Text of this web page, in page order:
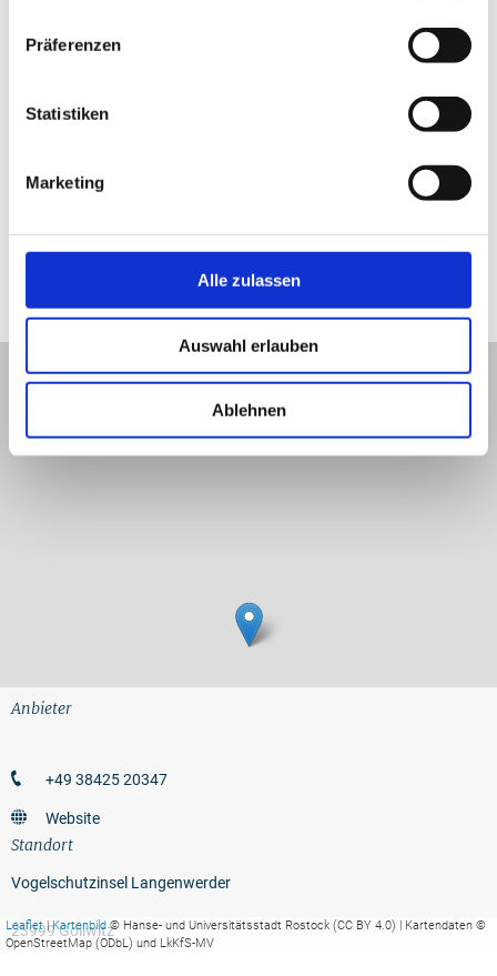
Präferenzen
Statistiken
Marketing
Alle zulassen
Auswahl erlauben
Ablehnen
zurück
vor
Lage und Umgebung
+
Leaflet|Kartenbild© Hanse- und Universitätsstadt Rostock (CC BY 4.0) | Kartendaten ©
OpenStreetMap (ODbL) und LkKfS-MV
Anbieter
+49 38425 20347
Website
Standort
Vogelschutzinsel Langenwerder
23999 Gollwitz